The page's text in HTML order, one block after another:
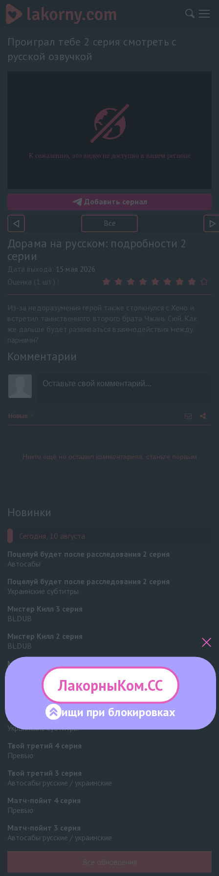
Проиграл тебе 2 серия смотреть с
русской озвучкой
Добавить сериал
Все
Дорама на русском: подробности 2
серии
Дата выхода: 15 мая 2026
Оценка (1 шт.) :
Из-за недоразумения герой также столкнулся с Хено и
встретил таинственного второго брата Чжань Сюй. Как
же дальше будет развиваться взаимодействия между
парнями?
Комментарии
Новые
Новинки
Сегодня, 10 августа
Поцелуй будет после расследования 2 серия
Автосабы
Поцелуй будет после расследования 2 серия
Украинские субтитры
Мистер Килл 3 серия
BLDUB
Мистер Килл 2 серия
BLDUB
Мистер Килл
Вчера, 09 августа
Поцелуй будет после расследования1 серия
Украинские субтитры
Твой третий 4 серия
Превью
Твой третий 3 серия
Автосабы русские / украинские
Матч-пойнт 4 серия
Превью
Матч-пойнт 3 серия
Автосабы русские / украинские
Все обновления
ЛакорныКом.СС
ищи при блокировках